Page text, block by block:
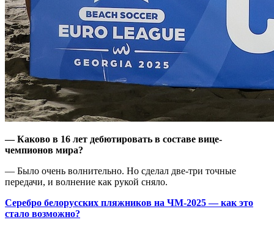
— Каково в 16 лет дебютировать в составе вице-
чемпионов мира?
— Было очень волнительно. Но сделал две-три точные
передачи, и волнение как рукой сняло.
Серебро белорусских пляжников на ЧМ-2025 — как это
стало возможно?